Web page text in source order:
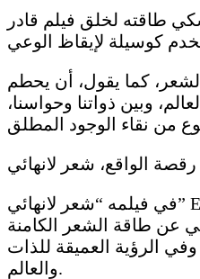
طاقته لخلق فيلم قادر
كما يقول، أن يحطم
وبين ذواتنا وحواسنا،
في فيلمه “شعر لانهائي” Endless Poetry يكشف
عن طاقة الشعر الكامنة
الرؤية العميقة للذات
والعالم.